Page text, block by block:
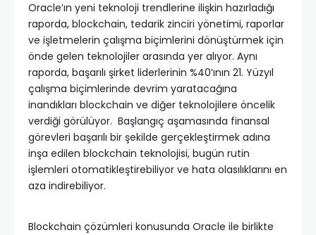
Oracle’ın yeni teknoloji trendlerine ilişkin hazırladığı
raporda, blockchain, tedarik zinciri yönetimi, raporlar
ve işletmelerin çalışma biçimlerini dönüştürmek için
önde gelen teknolojiler arasında yer alıyor. Aynı
raporda, başarılı şirket liderlerinin %40’ının 21. Yüzyıl
çalışma biçimlerinde devrim yaratacağına
inandıkları blockchain ve diğer teknolojilere öncelik
verdiği görülüyor. Başlangıç aşamasında finansal
görevleri başarılı bir şekilde gerçekleştirmek adına
inşa edilen blockchain teknolojisi, bugün rutin
işlemleri otomatikleştirebiliyor ve hata olasılıklarını en
aza indirebiliyor.
Blockchain çözümleri konusunda Oracle ile birlikte